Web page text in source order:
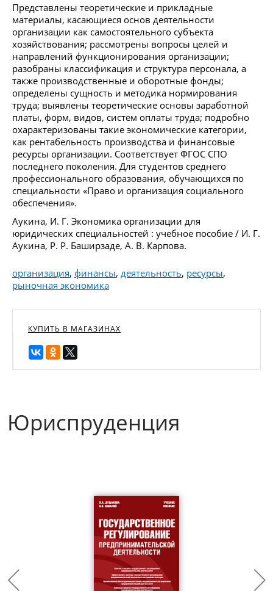
Представлены теоретические и прикладные
материалы, касающиеся основ деятельности
организации как самостоятельного субъекта
хозяйствования; рассмотрены вопросы целей и
направлений функционирования организации;
разобраны классификация и структура персонала, а
также производственные и оборотные фонды;
определены сущность и методика нормирования
труда; выявлены теоретические основы заработной
платы, форм, видов, систем оплаты труда; подробно
охарактеризованы такие экономические категории,
как рентабельность производства и финансовые
ресурсы организации. Соответствует ФГОС СПО
последнего поколения. Для студентов среднего
профессионального образования, обучающихся по
специальности «Право и организация социального
обеспечения».
Аукина, И. Г. Экономика организации для
юридических специальностей : учебное пособие / И. Г.
Аукина, Р. Р. Баширзаде, А. В. Карпова.
организация, финансы, деятельность, ресурсы,
рыночная экономика
КУПИТЬ В МАГАЗИНАХ
Юриспруденция